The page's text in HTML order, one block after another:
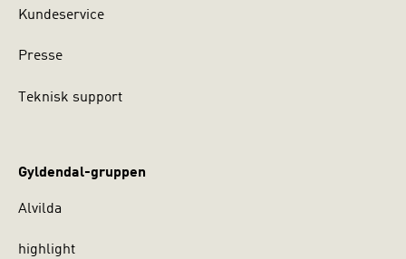
Kundeservice
Presse
Teknisk support
Gyldendal-gruppen
Alvilda
highlight